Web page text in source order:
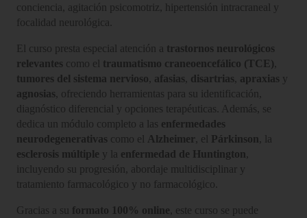
conciencia, agitación psicomotriz, hipertensión intracraneal y
focalidad neurológica.
El curso presta especial atención a trastornos neurológicos
relevantes como el traumatismo craneoencefálico (TCE)
tumores del sistema nervioso afasias disartrias apraxias y
agnosias , ofreciendo herramientas para su identificación,
diagnóstico diferencial y opciones terapéuticas. Además, se
dedica un módulo completo a las enfermedades
neurodegenerativas como el Alzheimer , el Párkinson , la
esclerosis múltiple y la enfermedad de Huntington
incluyendo su progresión, abordaje multidisciplinar y
tratamiento farmacológico y no farmacológico.
Gracias a su formato 100% online , este curso se puede